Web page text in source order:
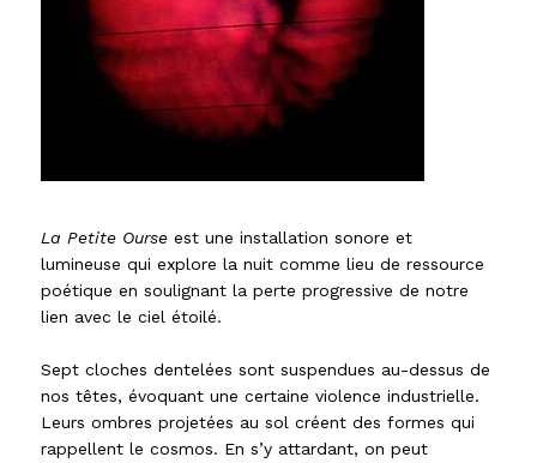
La Petite Ourse est une installation sonore et
lumineuse qui explore la nuit comme lieu de ressource
poétique en soulignant la perte progressive de notre
lien avec le ciel étoilé.
Sept cloches dentelées sont suspendues au-dessus de
nos têtes, évoquant une certaine violence industrielle.
Leurs ombres projetées au sol créent des formes qui
rappellent le cosmos. En s’y attardant, on peut